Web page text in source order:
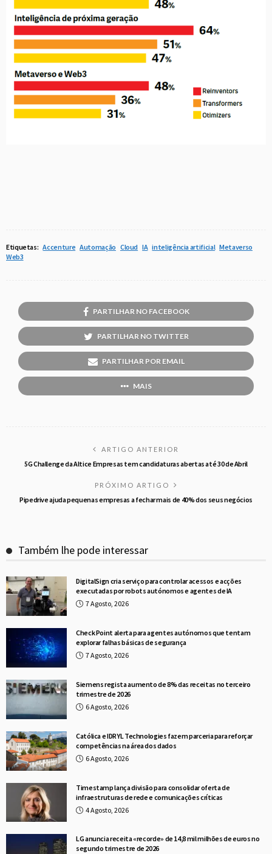
Etiquetas: Accenture Automação Cloud IA inteligência artificial Metaverso
Web3
PARTILHAR NO FACEBOOK
PARTILHAR NO TWITTER
PARTILHAR POR EMAIL
MAIS
ARTIGO ANTERIOR
5G Challenge da Altice Empresas tem candidaturas abertas até 30 de Abril
PRÓXIMO ARTIGO
Pipedrive ajuda pequenas empresas a fechar mais de 40% dos seus negócios
Também lhe pode interessar
DigitalSign cria serviço para controlar acessos e acções
executadas por robots autónomos e agentes de IA
7 Agosto, 2026
Check Point alerta para agentes autónomos que tentam
explorar falhas básicas de segurança
7 Agosto, 2026
Siemens regista aumento de 8% das receitas no terceiro
trimestre de 2026
6 Agosto, 2026
Católica e IDRYL Technologies fazem parceria para reforçar
competências na área dos dados
6 Agosto, 2026
Timestamp lança divisão para consolidar oferta de
infraestruturas de rede e comunicações críticas
4 Agosto, 2026
LG anuncia receita «recorde» de 14,8 mil milhões de euros no
segundo trimestre de 2026